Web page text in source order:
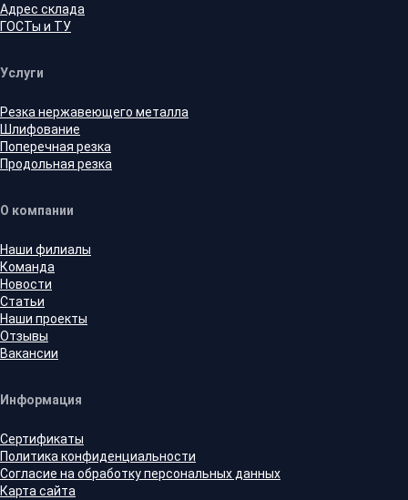
Адрес склада
ГОСТы и ТУ
Услуги
Резка нержавеющего металла
Шлифование
Поперечная резка
Продольная резка
О компании
Наши филиалы
Команда
Новости
Статьи
Наши проекты
Отзывы
Вакансии
Информация
Сертификаты
Политика конфиденциальности
Согласие на обработку персональных данных
Карта сайта